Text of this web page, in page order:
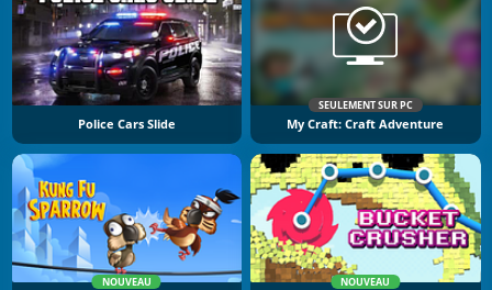
Police Cars Slide
SEULEMENT SUR PC
My Craft: Craft Adventure
NOUVEAU NOUVEAU